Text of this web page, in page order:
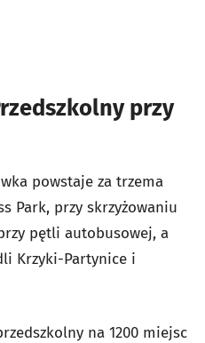
przy
powstaje za trzema
Park, przy skrzyżowaniu
pętli autobusowej, a
Krzyki-Partynice i
na 1200 miejsc